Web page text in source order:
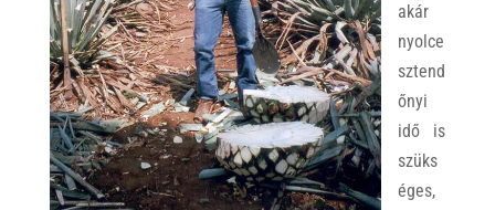
akár
nyolce
sztend
őnyi
idő is
szüks
éges,